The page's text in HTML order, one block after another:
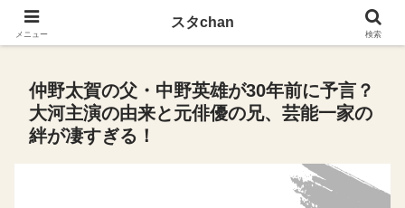
スタchan
仲野太賀の父・中野英雄が30年前に予言？
大河主演の由来と元俳優の兄、芸能一家の
絆が凄すぎる！
メニュー
スタchan
検索